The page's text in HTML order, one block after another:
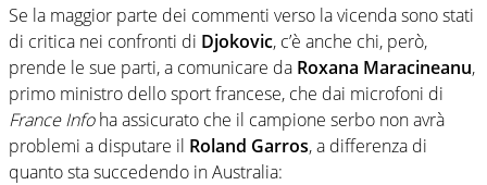
Se la maggior parte dei commenti verso la vicenda sono stati
di critica nei confronti di Djokovic, c’è anche chi, però,
prende le sue parti, a comunicare da Roxana Maracineanu,
primo ministro dello sport francese, che dai microfoni di
France Infoha assicurato che il campione serbo non avrà
problemi a disputare il Roland Garros, a differenza di
quanto sta succedendo in Australia: